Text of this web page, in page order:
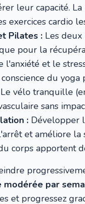
leur capacité.
exercices cardio
Pilates : Les
pour la
l'anxiété et le
du yoga
Le vélo tranquille
sans
: Développer
et améliore la
corps apportent
modérée par
et progressez